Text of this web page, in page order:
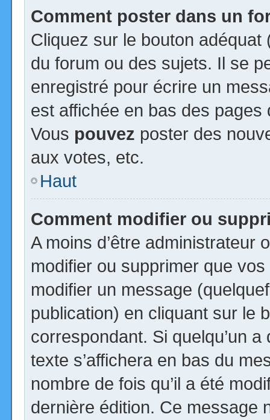
Comment poster dans un
Cliquez sur le bouton
du forum ou des sujets. Il se
enregistré pour écrire un
est affichée en bas des
Vous pouvez poster des
aux votes, etc.
Haut
Comment modifier ou
A moins d’être administrateur
modifier ou supprimer que
modifier un message
publication) en cliquant sur le
correspondant. Si quelqu’un
texte s’affichera en bas du
nombre de fois qu’il a été
dernière édition. Ce message